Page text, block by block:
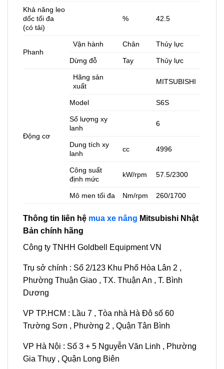
Khả năng leo
dốc tối đa
(có tải)
% 42.5
Phanh
Vận hành Chân Thủy lực
Dừng đỗ Tay Thủy lực
Động cơ
Hãng sản
xuất
MITSUBISHI
Model S6S
Số lượng xy
lanh
6
Dung tích xy
lanh
cc 4996
Công suất
định mức
kW/rpm 57.5/2300
Mô men tối đa Nm/rpm 260/1700
Thông tin liên hệ mua xe nâng Mitsubishi Nhật
Bản chính hãng
Công ty TNHH Goldbell Equipment VN
Trụ sở chính : Số 2/123 Khu Phố Hòa Lân 2 ,
Phường Thuận Giao , TX. Thuận An , T. Bình
Dương
VP TP.HCM : Lầu 7 , Tòa nhà Hà Đô số 60
Trường Sơn , Phường 2 , Quận Tân Bình
VP Hà Nội : Số 3 + 5 Nguyễn Văn Linh , Phường
Gia Thụy , Quận Long Biên